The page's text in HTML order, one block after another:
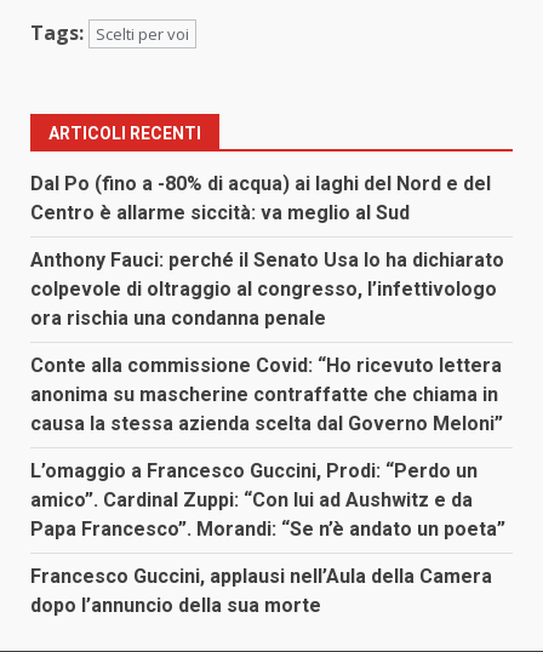
Tags: Scelti per voi
ARTICOLI RECENTI
Dal Po (fino a -80% di acqua) ai laghi del Nord e del
Centro è allarme siccità: va meglio al Sud
Anthony Fauci: perché il Senato Usa lo ha dichiarato
colpevole di oltraggio al congresso, l’infettivologo
ora rischia una condanna penale
Conte alla commissione Covid: “Ho ricevuto lettera
anonima su mascherine contraffatte che chiama in
causa la stessa azienda scelta dal Governo Meloni”
L’omaggio a Francesco Guccini, Prodi: “Perdo un
amico”. Cardinal Zuppi: “Con lui ad Aushwitz e da
Papa Francesco”. Morandi: “Se n’è andato un poeta”
Francesco Guccini, applausi nell’Aula della Camera
dopo l’annuncio della sua morte